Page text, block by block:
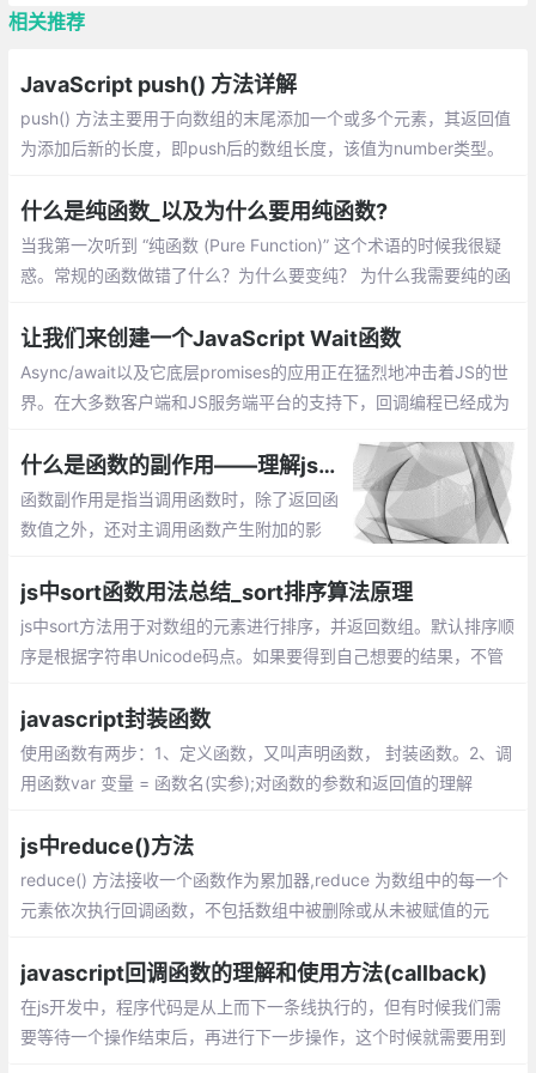
相关推荐
JavaScript push() 方法详解
push() 方法主要用于向数组的末尾添加一个或多个元素，其返回值
为添加后新的长度，即push后的数组长度，该值为number类型。
上、在对象使用push
什么是纯函数_以及为什么要用纯函数?
当我第一次听到 “纯函数 (Pure Function)” 这个术语的时候我很疑
惑。常规的函数做错了什么？为什么要变纯？ 为什么我需要纯的函
让我们来创建一个JavaScript Wait函数
Async/await以及它底层promises的应用正在猛烈地冲击着JS的世
界。在大多数客户端和JS服务端平台的支持下，回调编程已经成为
什么是函数的副作用——理解js编程中函数的副作用
函数副作用是指当调用函数时，除了返回函
数值之外，还对主调用函数产生附加的影
值，而且还做了其他的事情
js中sort函数用法总结_sort排序算法原理
js中sort方法用于对数组的元素进行排序，并返回数组。默认排序顺
序是根据字符串Unicode码点。如果要得到自己想要的结果，不管
小，然后返回一个用于说明这两个值的相对顺序的数字
javascript封装函数
使用函数有两步：1、定义函数，又叫声明函数， 封装函数。2、调
用函数var 变量 = 函数名(实参);对函数的参数和返回值的理解
js中reduce()方法
reduce() 方法接收一个函数作为累加器,reduce 为数组中的每一个
元素依次执行回调函数，不包括数组中被删除或从未被赋值的元
值，当前索引，原数组。
javascript回调函数的理解和使用方法(callback)
在js开发中，程序代码是从上而下一条线执行的，但有时候我们需
要等待一个操作结束后，再进行下一步操作，这个时候就需要用到